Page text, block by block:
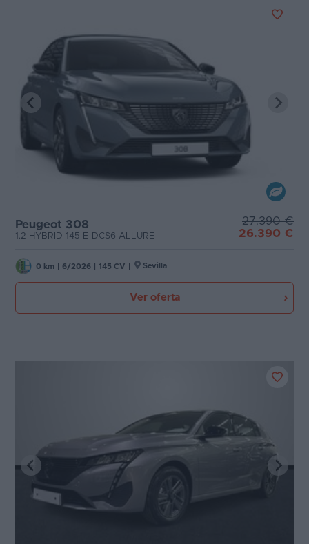
Peugeot 308
1.2 HYBRID 145 E-DCS6 ALLURE
27.390 €
26.390 €
0 km 6/2026 145 CV Sevilla
Ver oferta